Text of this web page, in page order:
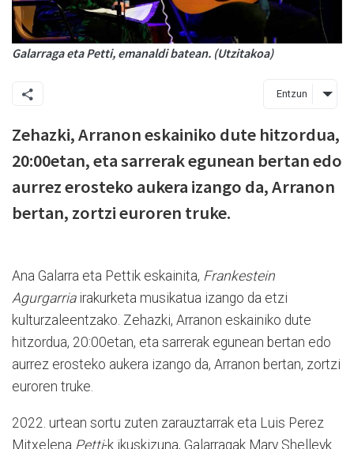
Galarraga eta Petti, emanaldi batean. (Utzitakoa)
Entzun
Zehazki, Arranon eskainiko dute hitzordua,
20:00etan, eta sarrerak egunean bertan edo
aurrez erosteko aukera izango da, Arranon
bertan, zortzi euroren truke.
Ana Galarra eta Pettik eskainita, Frankestein
Agurgarria irakurketa musikatua izango da etzi
kulturzaleentzako. Zehazki, Arranon eskainiko dute
hitzordua, 20:00etan, eta sarrerak egunean bertan edo
aurrez erosteko aukera izango da, Arranon bertan, zortzi
euroren truke.
2022. urtean sortu zuten zarauztarrak eta Luis Perez
Mitxelena Petti-k ikuskizuna, Galarragak Mary Shelleyk